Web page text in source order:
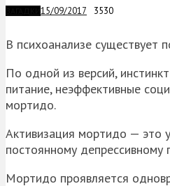
15/09/2017 3530
В психоанализе существует
По одной из версий,
питание, неэффективные
мортидо.
Активизация мортидо — это
постоянному депрессивному
Мортидо проявляется